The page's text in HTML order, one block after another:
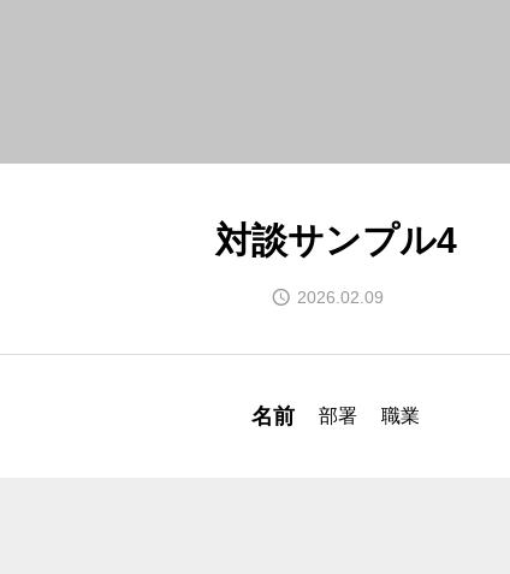
対談サンプル4
2026.02.09
名前 部署 職業